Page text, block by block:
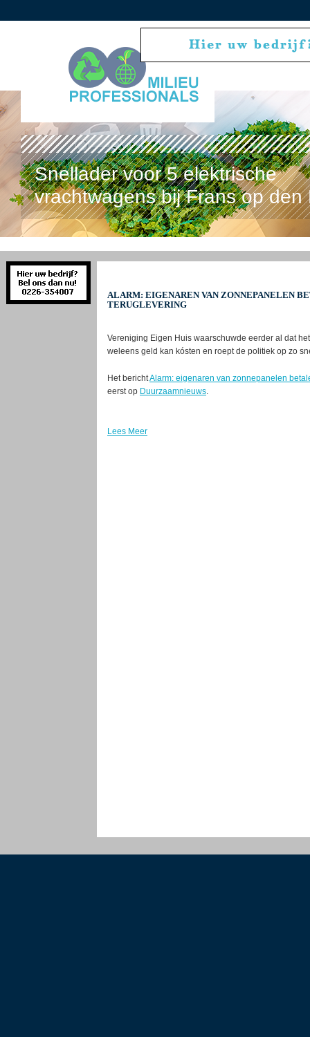
Snellader voor 5 elektrische
vrachtwagens bij Frans op den
ALARM: EIGENAREN VAN ZONNEPANELEN
TERUGLEVERING
Vereniging Eigen Huis waarschuwde eerder al dat
weleens geld kan kósten en roept de politiek op zo
Het berichtAlarm: eigenaren van zonnepanelen
eerst op Duurzaamnieuws.
Lees Meer